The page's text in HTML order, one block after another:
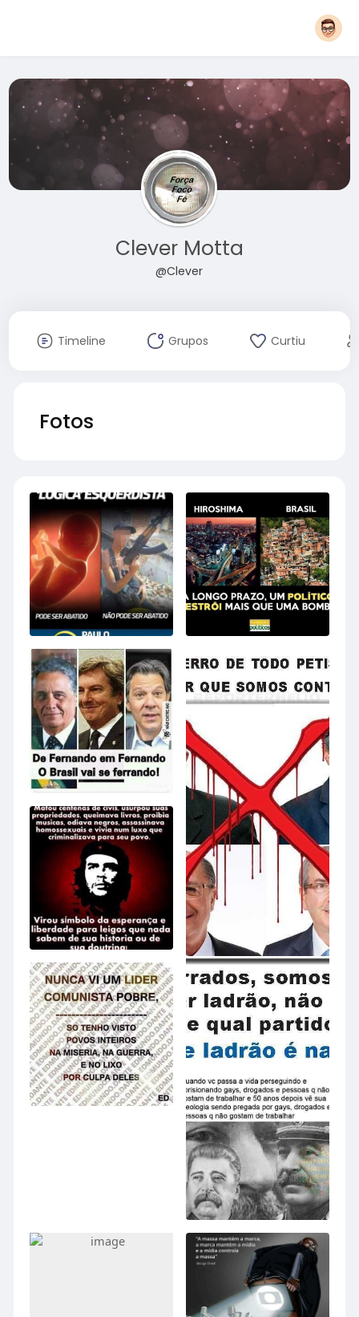
Clever Motta
@Clever
Timeline Grupos Curtiu
Fotos